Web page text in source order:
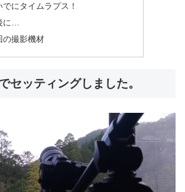
でにタイムラプス！
に…
の撮影機材
セッティングしました。